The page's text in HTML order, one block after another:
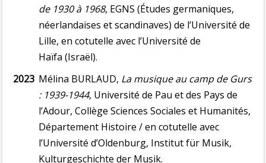
de 1930 à 1968, EGNS (Études germaniques,
néerlandaises et scandinaves) de l’Université de
Lille, en cotutelle avec l’Université de
Haïfa (Israël).
2023 Mélina BURLAUD, La musique au camp de Gurs
: 1939-1944, Université de Pau et des Pays de
l’Adour, Collège Sciences Sociales et Humanités,
Département Histoire / en cotutelle avec
l’Université d’Oldenburg, Institut für Musik,
Kulturgeschichte der Musik.